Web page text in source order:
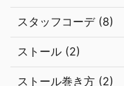
スタッフコーデ (8)
ストール (2)
ストール巻き方 (2)